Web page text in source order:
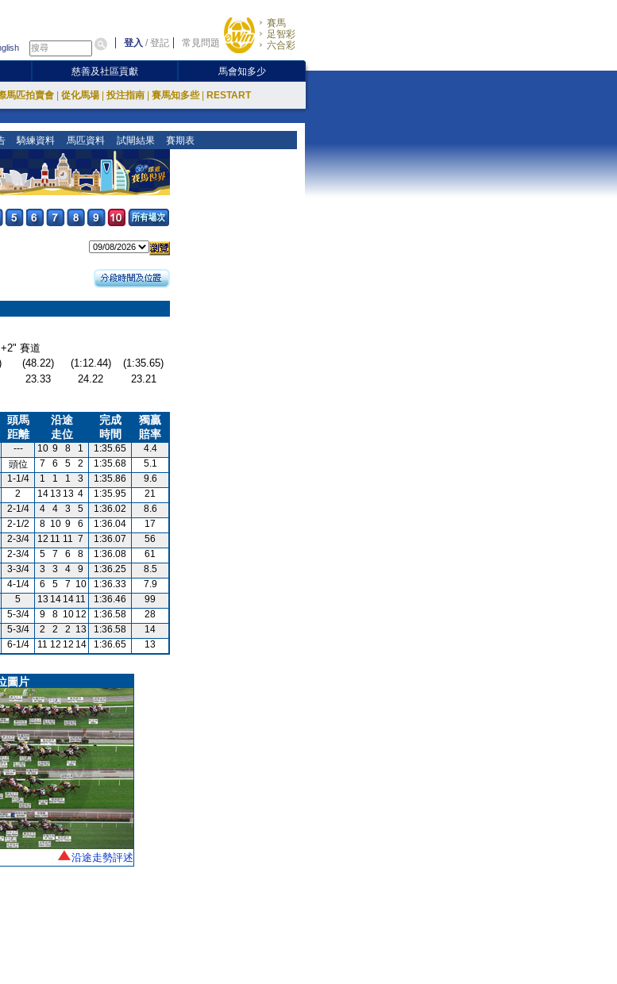
登入 /登記 常見問題
賽馬
足智彩
六合彩
慈善及社區貢獻 馬會知多少
馬匹拍賣會 從化馬場 投注指南 賽馬知多些 RESTART
騎練資料 馬匹資料 試閘結果 賽期表
賽道
(48.22) (1:12.44)
(1:35.65)
23.33 24.22
23.21
頭馬
距離
沿途
走位
完成
時間
獨贏
賠率
--- 10 9 8 1 1:35.65
4.4
頭位 7 6 5 2 1:35.68
5.1
1-1/4 1 1 1 3 1:35.86
9.6
2 14 13 13 4 1:35.95
21
2-1/4 4 4 3 5 1:36.02
8.6
2-1/2 8 10 9 6 1:36.04
17
2-3/4 12 11 11 7 1:36.07
56
2-3/4 5 7 6 8 1:36.08
61
3-3/4 3 3 4 9 1:36.25
8.5
4-1/4 6 5 7 10 1:36.33
7.9
5 13 14 14 11 1:36.46
99
5-3/4 9 8 10 12 1:36.58
28
5-3/4 2 2 2 13 1:36.58
14
6-1/4 11 12 12 14 1:36.65 13
圖片
沿途走勢評述